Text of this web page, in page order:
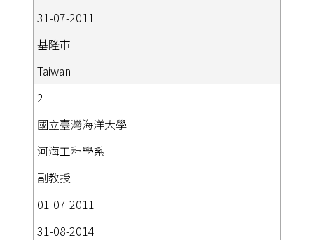
31-07-2011
基隆市
Taiwan
2
國立臺灣海洋大學
河海工程學系
副教授
01-07-2011
31-08-2014